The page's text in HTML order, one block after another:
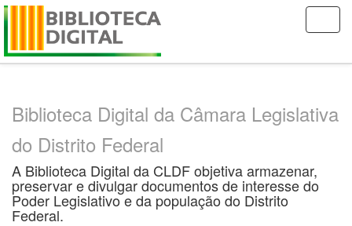
Skip
Biblioteca Digital da Câmara Legislativa
do Distrito Federal
A Biblioteca Digital da CLDF objetiva armazenar,
preservar e divulgar documentos de interesse do
Poder Legislativo e da população do Distrito
Federal.